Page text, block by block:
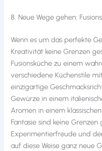
8. Neue Wege gehen:
Wenn es um das perfekte
Kreativität keine Grenzen
Fusionsküche zu einem
verschiedene Küchenstile
einzigartige
Gewürze in einem
Aromen in einem
Fantasie sind keine
Experimentierfreude und
auf diese Weise ganz neue